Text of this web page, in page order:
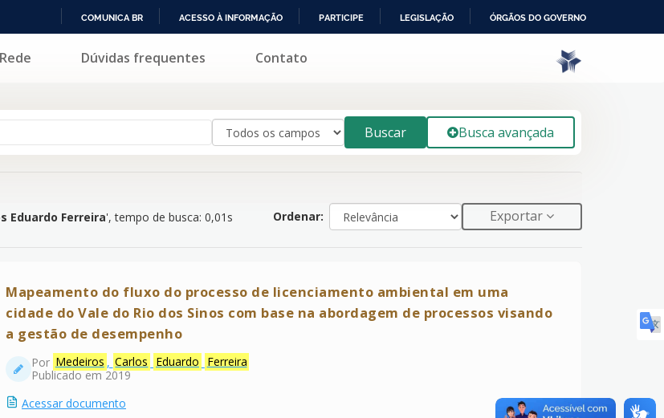
PARA
COMUNICA BR ACESSO À INFORMAÇÃO PARTICIPE LEGISLAÇÃO ÓRGÃOS DO GOVERNO
Rede Dúvidas frequentes Contato
Buscar Busca avançada
Eduardo Ferreira', tempo de busca: 0,01s Ordenar: Exportar
Mapeamento do fluxo do processo de licenciamento ambiental em uma
cidade do Vale do Rio dos Sinos com base na abordagem de processos visando
a gestão de desempenho
Por Medeiros , Carlos Eduardo
Ferreira
Publicado em 2019
Acessar documento